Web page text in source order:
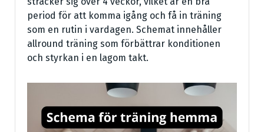
period för att komma igång och få in träning
som en rutin i vardagen. Schemat innehåller
allround träning som förbättrar konditionen
och styrkan i en lagom takt.